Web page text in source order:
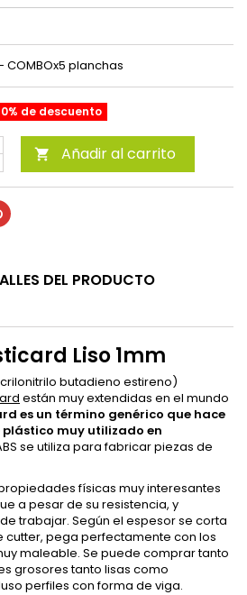
COMBOx5 planchas
de descuento
 Añadir al carrito
DEL PRODUCTO
Liso 1mm
butadieno estireno)
están muy extendidas en el mundo
es un término genérico que hace
muy utilizado en
se utiliza para fabricar piezas de
físicas muy interesantes
a pesar de su resistencia, y
trabajar. Según el espesor se corta
cutter, pega perfectamente con los
maleable. Se puede comprar tanto
grosores tanto lisas como
perfiles con forma de viga.